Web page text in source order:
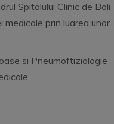
Spitalului Clinic de Boli
prin luarea unor
si Pneumoftiziologie